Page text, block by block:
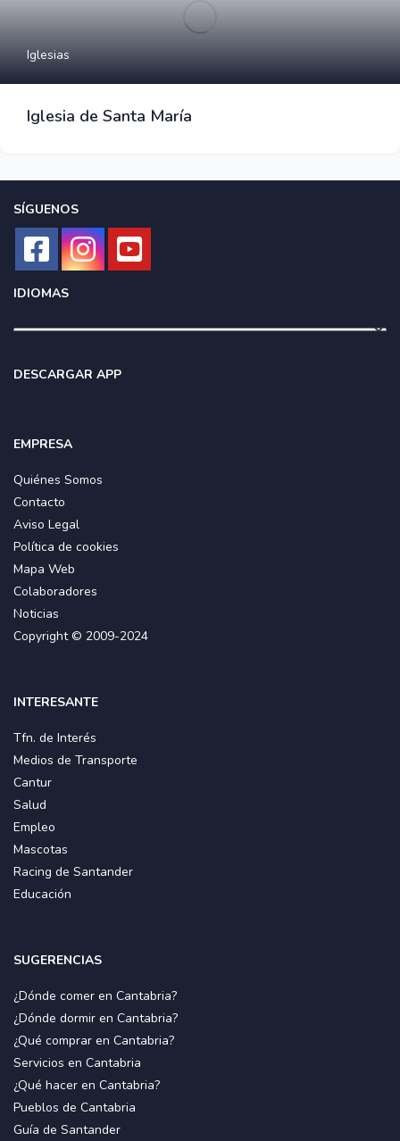
Iglesias
Iglesia de Santa María
SÍGUENOS
IDIOMAS
DESCARGAR APP
EMPRESA
Quiénes Somos
Contacto
Aviso Legal
Política de cookies
Mapa Web
Colaboradores
Noticias
Copyright © 2009-2024
INTERESANTE
Tfn. de Interés
Medios de Transporte
Cantur
Salud
Empleo
Mascotas
Racing de Santander
Educación
SUGERENCIAS
¿Dónde comer en Cantabria?
¿Dónde dormir en Cantabria?
¿Qué comprar en Cantabria?
Servicios en Cantabria
¿Qué hacer en Cantabria?
Pueblos de Cantabria
Guía de Santander